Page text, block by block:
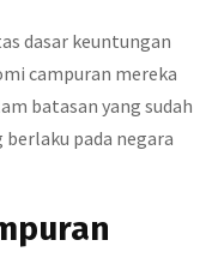
dasar keuntungan
campuran mereka
batasan yang sudah
pada negara